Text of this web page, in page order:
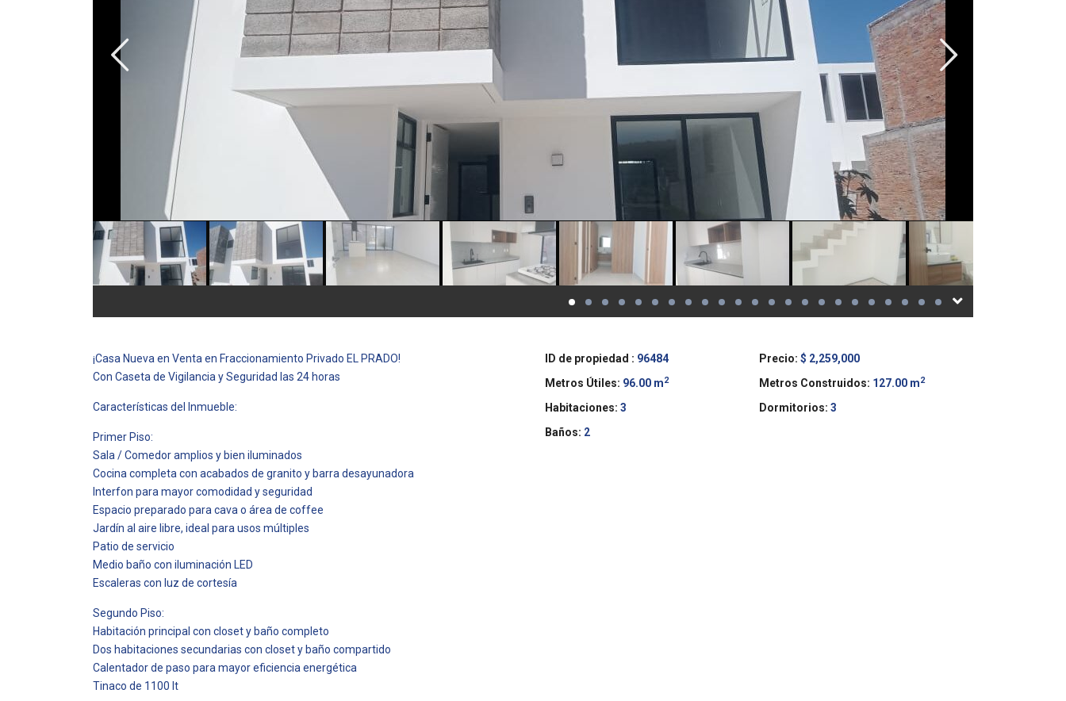
¡Casa Nueva en Venta en Fraccionamiento Privado EL PRADO!
Con Caseta de Vigilancia y Seguridad las 24 horas
Características del Inmueble:
Primer Piso:
Sala / Comedor amplios y bien iluminados
Cocina completa con acabados de granito y barra desayunadora
Interfon para mayor comodidad y seguridad
Espacio preparado para cava o área de coffee
Jardín al aire libre, ideal para usos múltiples
Patio de servicio
Medio baño con iluminación LED
Escaleras con luz de cortesía
Segundo Piso:
Habitación principal con closet y baño completo
Dos habitaciones secundarias con closet y baño compartido
Calentador de paso para mayor eficiencia energética
Tinaco de 1100 lt
ID de propiedad : 96484 Precio: $ 2,259,000
Metros Útiles: 96.00 m2 Metros Construidos: 127.00 m2
Habitaciones: 3 Dormitorios: 3
Baños: 2